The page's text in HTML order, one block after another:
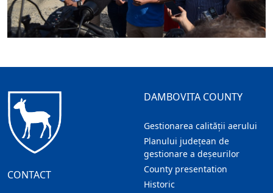
CONTACT
DAMBOVITA COUNTY
Gestionarea calității aerului
Planului județean de
gestionare a deșeurilor
County presentation
Historic